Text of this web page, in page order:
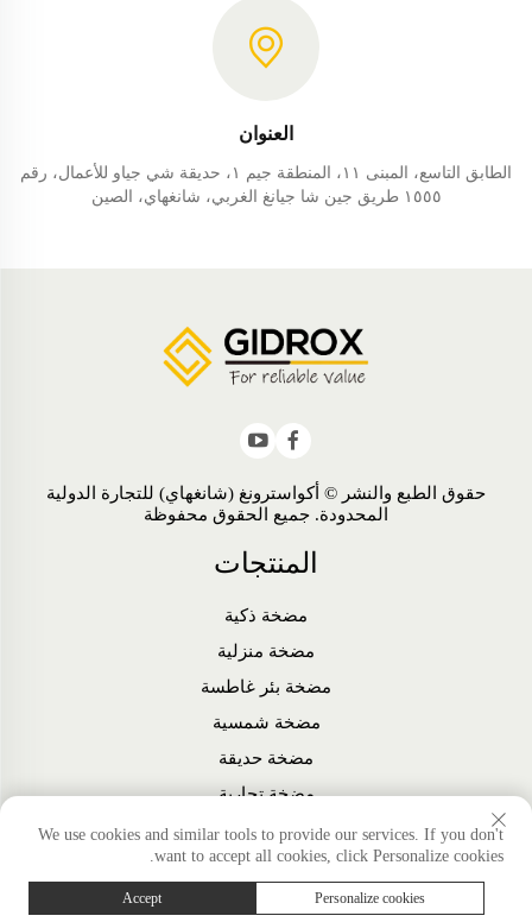
العنوان
الطابق التاسع، المبنى ١١، المنطقة جيم ١، حديقة شي جياو للأعمال، رقم
١٥٥٥ طريق جين شا جيانغ الغربي، شانغهاي، الصين
حقوق الطبع والنشر © أكواسترونغ (شانغهاي) للتجارة الدولية
المحدودة. جميع الحقوق محفوظة
المنتجات
مضخة ذكية
مضخة منزلية
مضخة بئر غاطسة
مضخة شمسية
مضخة حديقة
مضخة تجارية
مروحة
الملحقات
We use cookies and similar tools to provide our services. If you don't
want to accept all cookies, click Personalize cookies.
Personalize cookies
Accept